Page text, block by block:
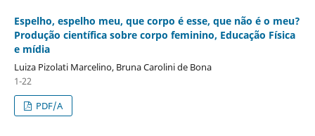
Espelho, espelho meu, que corpo é esse, que não é o meu?
Produção científica sobre corpo feminino, Educação Física
e mídia
Luiza Pizolati Marcelino, Bruna Carolini de Bona
1-22
PDF/A